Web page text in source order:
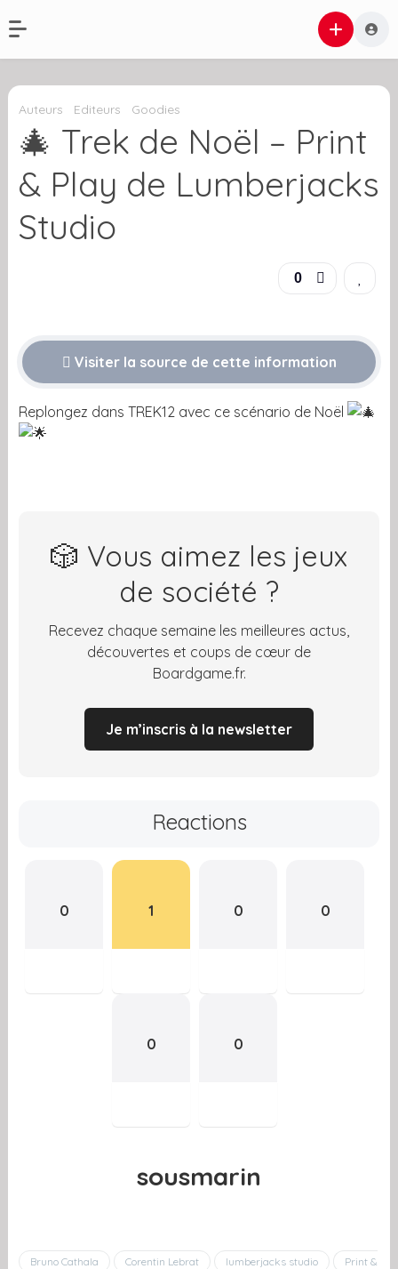
Auteurs Editeurs Goodies
🎄 Trek de Noël – Print
& Play de Lumberjacks
Studio
0
Visiter la source de cette information
Replongez dans TREK12 avec ce scénario de Noël
🎲 Vous aimez les jeux
de société ?
Recevez chaque semaine les meilleures actus,
découvertes et coups de cœur de
Boardgame.fr.
Je m’inscris à la newsletter
Reactions
0 1 0 0
0 0
sousmarin
Bruno Cathala Corentin Lebrat lumberjacks studio
Print &